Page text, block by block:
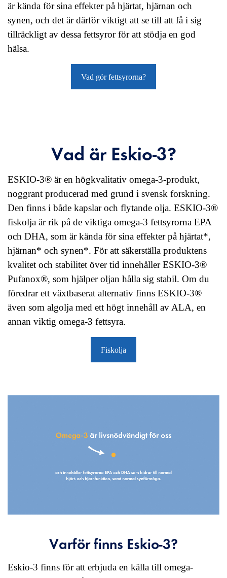
är kända för sina effekter på hjärtat, hjärnan och
synen, och det är därför viktigt att se till att få i sig
tillräckligt av dessa fettsyror för att stödja en god
hälsa.
Vad gör fettsyrorna?
Vad är Eskio-3?
ESKIO-3® är en högkvalitativ omega-3-produkt,
noggrant producerad med grund i svensk forskning.
Den finns i både kapslar och flytande olja. ESKIO-3®
fiskolja är rik på de viktiga omega-3 fettsyrorna EPA
och DHA, som är kända för sina effekter på hjärtat*,
hjärnan* och synen*. För att säkerställa produktens
kvalitet och stabilitet över tid innehåller ESKIO-3®
Pufanox®, som hjälper oljan hålla sig stabil. Om du
föredrar ett växtbaserat alternativ finns ESKIO-3®
även som algolja med ett högt innehåll av ALA, en
annan viktig omega-3 fettsyra.
Fiskolja
Varför finns Eskio-3?
Eskio-3 finns för att erbjuda en källa till omega-